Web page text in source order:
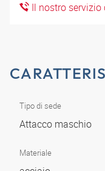
Il nostro
Tipo di sede
Attacco maschio
Materiale